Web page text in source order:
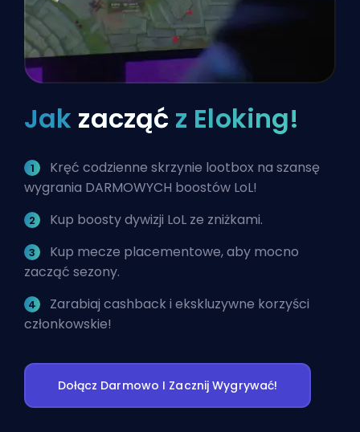
Jak zacząć z Eloking!
Kręć codzienne skrzynie lootbox na szansę
wygrania DARMOWYCH boostów LoL!
Kup boosty dywizji LoL ze zniżkami.
Kup mecze placementowe, aby mocno
zacząć sezony.
Zarabiaj cashback i ekskluzywne korzyści
członkowskie!
Dołącz Darmowo I Zacznij Wygrywać!